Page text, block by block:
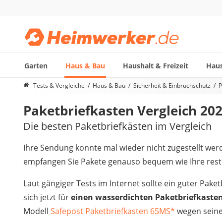
Garten Haus & Bau Haushalt & Freizeit
Die beliebtesten Vergleiche nach Kategorie
Außenleuchte mit Kamera
Ozongenerator
Powerbank
Smart-Home-Rauchmelder
Schlüsseltresor
Überwachungskameras außen
Regendusche
Reizstromgerät
Infrarot-Thermometer
GPS-Tracker
Tests & Vergleiche Haus & Bau Sicherheit & Einbruchschutz
Paketbriefkasten Vergleich
Die besten Paketbriefkästen im Vergleich
Ihre Sendung konnte mal wieder nicht zugestellt
empfangen Sie Pakete genauso bequem wie Ihre
Laut gängiger Tests im Internet sollte ein guter
sich jetzt füreinen wasserdichten
Modell Safepost Paketbriefkasten 65MS* wegen